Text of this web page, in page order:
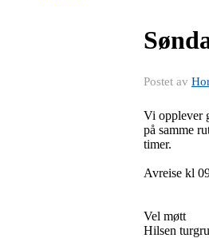
Postet av
Vi opplever
på samme
timer.
Avreise kl
Vel møtt
Hilsen